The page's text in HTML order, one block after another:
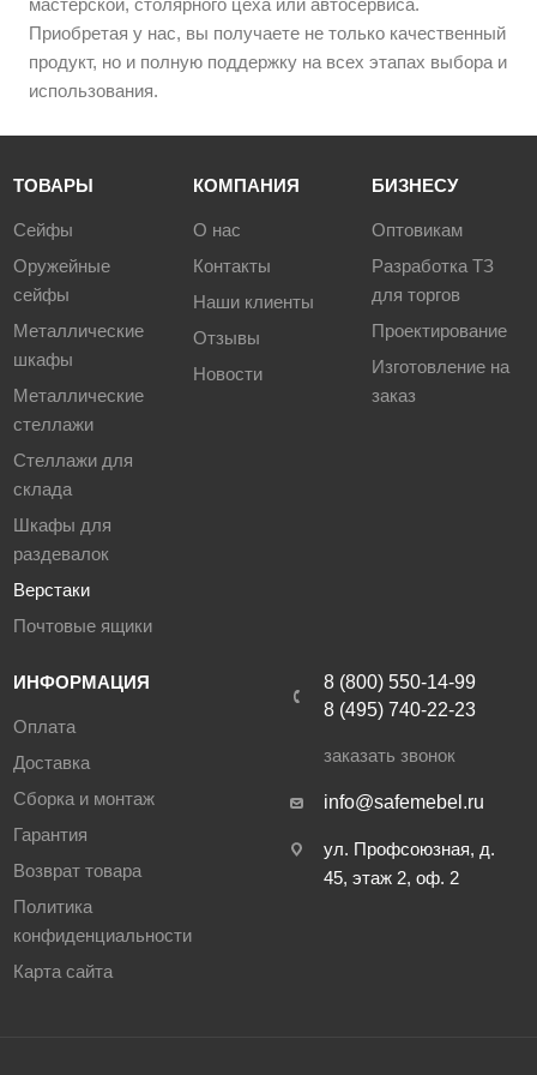
мастерской, столярного цеха или автосервиса.
Приобретая у нас, вы получаете не только качественный
продукт, но и полную поддержку на всех этапах выбора и
использования.
ТОВАРЫ
Сейфы
Оружейные
сейфы
Металлические
шкафы
Металлические
стеллажи
Стеллажи для
склада
Шкафы для
раздевалок
Верстаки
Почтовые ящики
КОМПАНИЯ
О нас
Контакты
Наши клиенты
Отзывы
Новости
БИЗНЕСУ
Оптовикам
Разработка ТЗ
для торгов
Проектирование
Изготовление на
заказ
ИНФОРМАЦИЯ
Оплата
Доставка
Сборка и монтаж
Гарантия
Возврат товара
Политика
конфиденциальности
Карта сайта
8 (800) 550-14-99
8 (495) 740-22-23
заказать звонок
info@safemebel.ru
ул. Профсоюзная, д.
45, этаж 2, оф. 2